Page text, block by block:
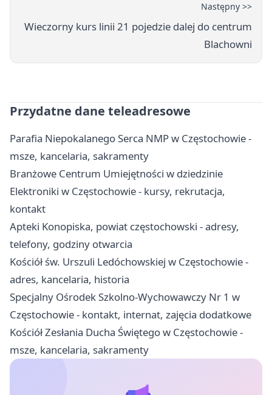
Następny >>
Wieczorny kurs linii 21 pojedzie dalej do centrum
Blachowni
Przydatne dane teleadresowe
Parafia Niepokalanego Serca NMP w Częstochowie -
msze, kancelaria, sakramenty
Branżowe Centrum Umiejętności w dziedzinie
Elektroniki w Częstochowie - kursy, rekrutacja,
kontakt
Apteki Konopiska, powiat częstochowski - adresy,
telefony, godziny otwarcia
Kościół św. Urszuli Ledóchowskiej w Częstochowie -
adres, kancelaria, historia
Specjalny Ośrodek Szkolno-Wychowawczy Nr 1 w
Częstochowie - kontakt, internat, zajęcia dodatkowe
Kościół Zesłania Ducha Świętego w Częstochowie -
msze, kancelaria, sakramenty